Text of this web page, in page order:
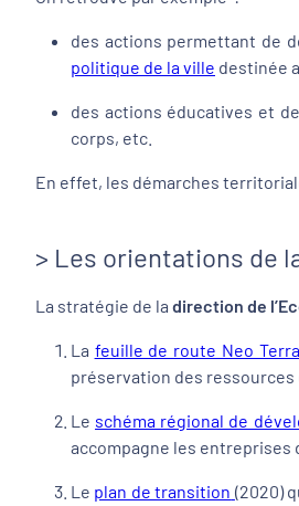
des actions permettant de
politique de la ville destinée
des actions éducatives et
corps, etc.
En effet, les démarches
> Les orientations de
La stratégie de la direction de
La feuille de route Neo Terra
préservation des ressources
Le schéma régional de
accompagne les entreprises
Le plan de transition (2020)